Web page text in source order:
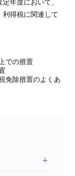
年度において、
利得税に関連して
での措置
免除措置のよくあ